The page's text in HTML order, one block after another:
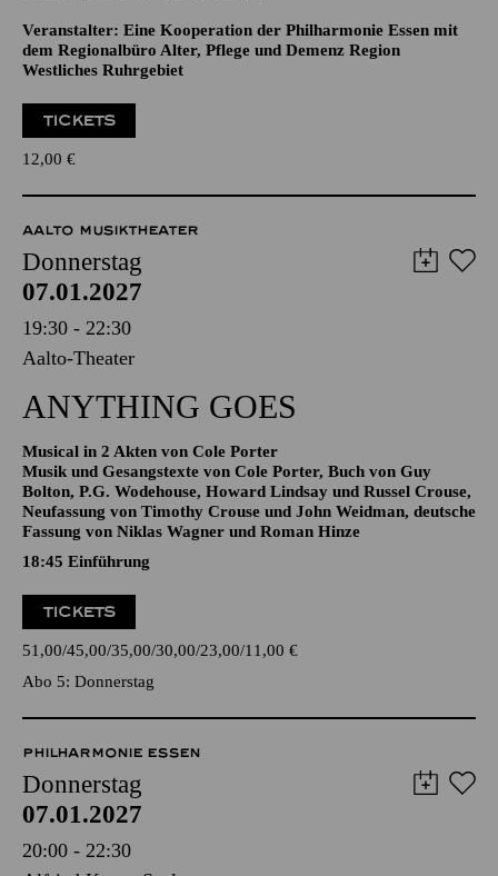
NEUJAHRSKONZERT FÜR
SENIOR*INNEN
dem Regionalbüro Alter, Pflege und Demenz Region
Westliches Ruhrgebiet
12,00€
AALTO MUSIKTHEATER
Donnerstag
07.01.2027
19:30 - 22:30
ANYTHING GOES
Musical in 2 Akten von Cole Porter
Musik und Gesangstexte von Cole Porter, Buch von Guy
Bolton, P.G. Wodehouse, Howard Lindsay und Russel Crouse,
Fassung von Niklas Wagner und Roman Hinze
18:45 Einführung
TICKETS
51,00 45,00 35,00 30,00 23,00 11,00€
Abo 5: Donnerstag
PHILHARMONIE ESSEN
Donnerstag